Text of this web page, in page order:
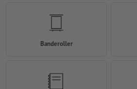
Banderoller